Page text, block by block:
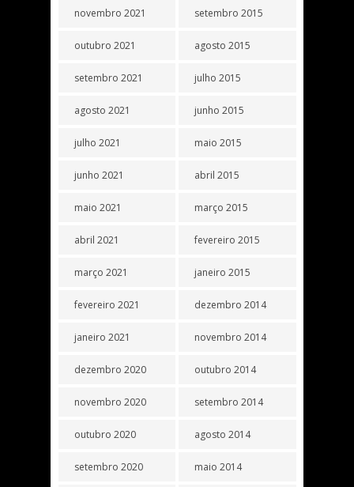
novembro 2021
outubro 2021
setembro 2021
agosto 2021
julho 2021
junho 2021
maio 2021
abril 2021
março 2021
fevereiro 2021
janeiro 2021
dezembro 2020
novembro 2020
outubro 2020
setembro 2020
setembro 2015
agosto 2015
julho 2015
junho 2015
maio 2015
abril 2015
março 2015
fevereiro 2015
janeiro 2015
dezembro 2014
novembro 2014
outubro 2014
setembro 2014
agosto 2014
maio 2014